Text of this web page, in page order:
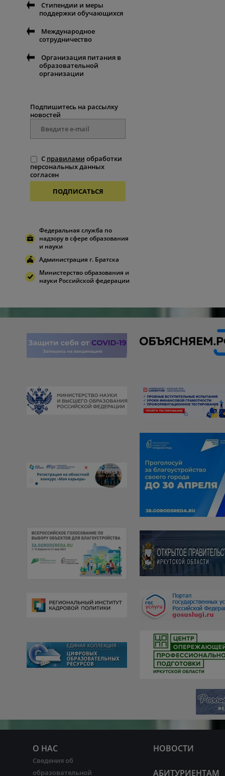
Стипендии и меры
поддержки обучающихся
Международное
сотрудничество
Организация питания в
образовательной
организации
Подпишитесь на рассылку
новостей
С правилами обработки
персональных данных
согласен
ПОДПИСАТЬСЯ
Федеральная служба по
надзору в сфере образования
и науки
Администрация г. Братска
Министерство образования и
науки Российской федерации
О НАС
Сведения об
образовательной
НОВОСТИ
АБИТУРИЕНТАМ